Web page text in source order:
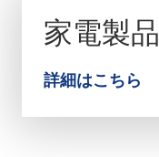
家電製品
詳細はこちら